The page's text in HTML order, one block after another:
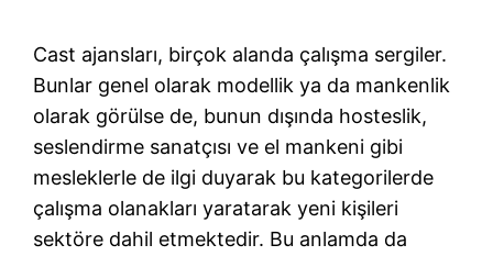
Cast ajansları, birçok alanda çalışma sergiler.
Bunlar genel olarak modellik ya da mankenlik
olarak görülse de, bunun dışında hosteslik,
seslendirme sanatçısı ve el mankeni gibi
mesleklerle de ilgi duyarak bu kategorilerde
çalışma olanakları yaratarak yeni kişileri
sektöre dahil etmektedir. Bu anlamda da